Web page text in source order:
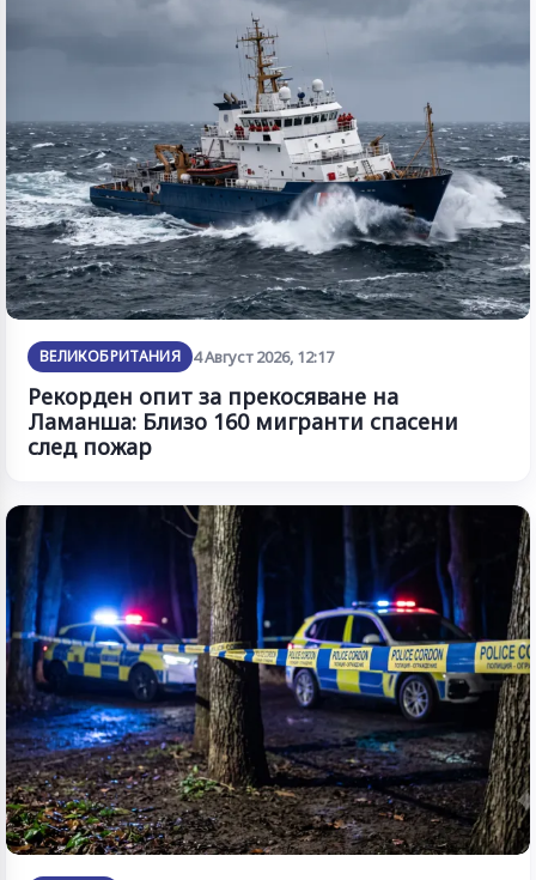
ВЕЛИКОБРИТАНИЯ 4 Август 2026, 12:17
Рекорден опит за прекосяване на
Ламанша: Близо 160 мигранти спасени
след пожар